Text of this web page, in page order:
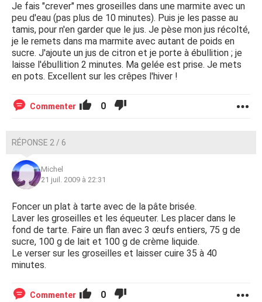
Je fais "crever" mes groseilles dans une marmite avec un
peu d'eau (pas plus de 10 minutes). Puis je les passe au
tamis, pour n'en garder que le jus. Je pèse mon jus récolté,
je le remets dans ma marmite avec autant de poids en
sucre. J'ajoute un jus de citron et je porte à ébullition ; je
laisse l'ébullition 2 minutes. Ma gelée est prise. Je mets
en pots. Excellent sur les crêpes l'hiver !
Commenter 0
RÉPONSE 2 / 6
Michel
21 juil. 2009 à 22:31
Foncer un plat à tarte avec de la pâte brisée.
Laver les groseilles et les équeuter. Les placer dans le
fond de tarte. Faire un flan avec 3 œufs entiers, 75 g de
sucre, 100 g de lait et 100 g de crème liquide.
Le verser sur les groseilles et laisser cuire 35 à 40
minutes.
Commenter 0